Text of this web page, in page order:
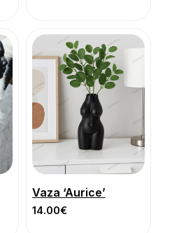
Vaza ‘Aurice’
14.00€